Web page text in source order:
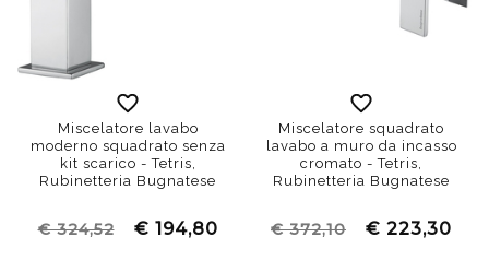
Miscelatore lavabo
moderno squadrato senza
kit scarico - Tetris,
Rubinetteria Bugnatese
€ 324,52 € 194,80
Miscelatore squadrato
lavabo a muro da incasso
cromato - Tetris,
Rubinetteria Bugnatese
€ 372,10 € 223,30